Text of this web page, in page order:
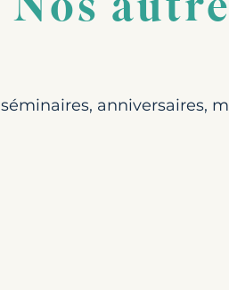
séminaires, anniversaires,